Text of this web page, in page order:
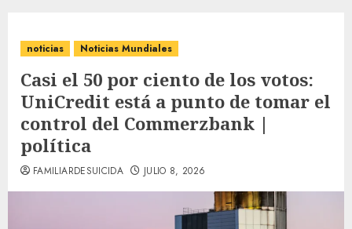
noticias Noticias Mundiales
Casi el 50 por ciento de los votos:
UniCredit está a punto de tomar el
control del Commerzbank |
política
FAMILIARDESUICIDA JULIO 8, 2026